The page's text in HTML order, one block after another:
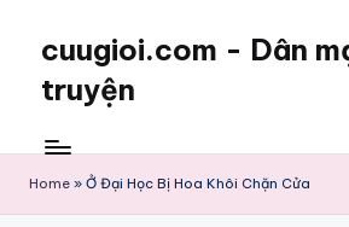
cuugioi.com - Dân
truyện
Home » Ở Đại Học Bị Hoa Khôi Chặn Cửa